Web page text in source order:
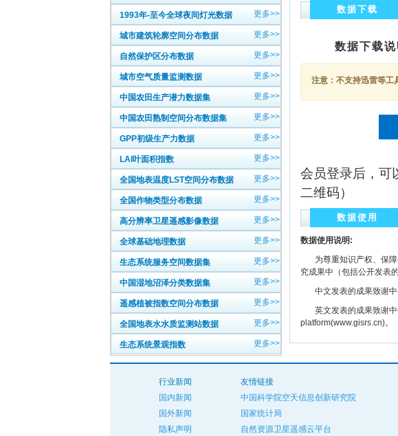
1993年-至今全球夜间灯光数据 更多>>
城市建筑轮廓空间分布数据 更多>>
自然保护区分布数据 更多>>
城市空气质量监测数据 更多>>
中国农田生产潜力数据集 更多>>
中国农田熟制空间分布数据集 更多>>
GPP初级生产力数据 更多>>
LAI叶面积指数 更多>>
全国地表温度LST空间分布数据 更多>>
全国作物类型分布数据 更多>>
高分辨率卫星遥感影像数据 更多>>
全球基础地理数据 更多>>
生态系统服务空间数据集 更多>>
中国湿地沼泽分类数据集 更多>>
遥感植被指数空间分布数据 更多>>
全国地表水水质监测站数据 更多>>
生态系统景观指数 更多>>
数据下载
数据下载说
注意：不支持迅雷等工
会员登录后，可
二维码）
数据使用
数据使用说明:
为尊重知识产权、保障
究成果中（包括公开发表
中文发表的成果致谢中
英文发表的成果致谢中
platform(www.gisrs.cn)。
行业新闻
国内新闻
国外新闻
隐私声明
友情链接
中国科学院空天信息创新研究院
国家统计局
自然资源卫星遥感云平台